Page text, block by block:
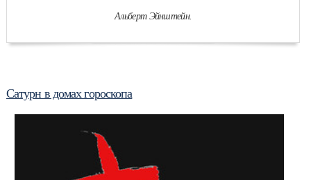
Альберт Эйнштейн.
Сатурн в домах гороскопа